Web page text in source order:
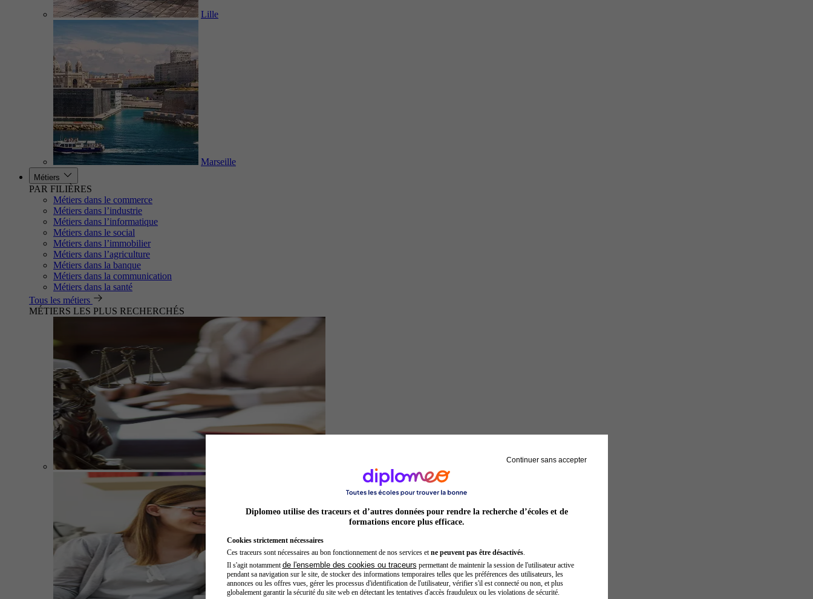
Lille
Marseille
Métiers
PAR FILIÈRES
Métiers dans le commerce
Métiers dans l’industrie
Métiers dans l’informatique
Métiers dans le social
Métiers dans l’immobilier
Métiers dans l’agriculture
Métiers dans la banque
Métiers dans la communication
Métiers dans la santé
Tous les métiers
MÉTIERS LES PLUS RECHERCHÉS
Continuer sans accepter
Diplomeo utilise des traceurs et d’autres données pour rendre la recherche d’écoles et de
formations encore plus efficace.
Cookies strictement nécessaires
Ces traceurs sont nécessaires au bon fonctionnement de nos services et ne peuvent pas être désactivés.
Il s'agit notamment de l'ensemble des cookies ou traceurs permettant de maintenir la session de l'utilisateur active
pendant sa navigation sur le site, de stocker des informations temporaires telles que les préférences des utilisateurs, les
annonces ou les offres vues, gérer les processus d'identification de l'utilisateur, vérifier s'il est connecté ou non, et plus
globalement garantir la sécurité du site web en détectant les tentatives d'accès frauduleux ou les violations de sécurité.